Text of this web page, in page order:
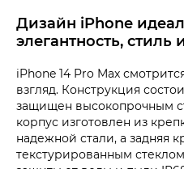
Дизайн iPhone
элегантность, стиль
iPhone 14 Pro Max
взгляд. Конструкция
защищен высокопрочным
корпус изготовлен из
надежной стали, а задняя
текстурированным